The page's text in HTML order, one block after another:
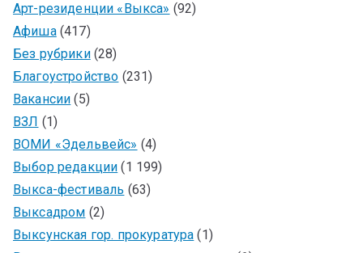
Арт-резиденции «Выкса» (92)
Афиша(417)
Без рубрики(28)
Благоустройство (231)
Вакансии (5)
ВЗЛ (1)
ВОМИ «Эдельвейс» (4)
Выбор редакции (1 199)
Выкса-фестиваль (63)
Выксадром (2)
Выксунская гор. прокуратура (1)